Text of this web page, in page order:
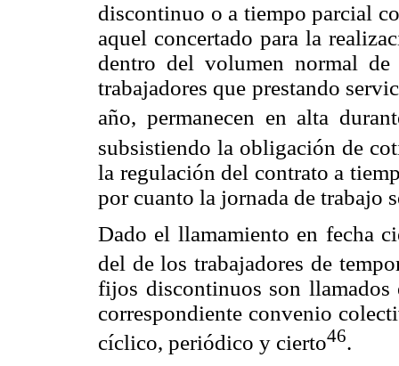
discontinuo o a tiempo parcial
aquel concertado para la
dentro del volumen normal
trabajadores que prestando
año, permanecen en alta
subsistiendo la obligación de
la regulación del contrato a
por cuanto la jornada de trabajo
Dado el llamamiento en fecha
del de los trabajadores de
fijos discontinuos son
correspondiente convenio
cíclico, periódico y cierto46.